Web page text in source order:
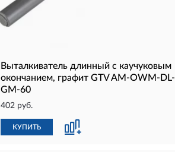
Выталкиватель длинный с каучуковым
окончанием, графит GTV AM-OWM-DL-
GM-60
402 руб.
КУПИТЬ